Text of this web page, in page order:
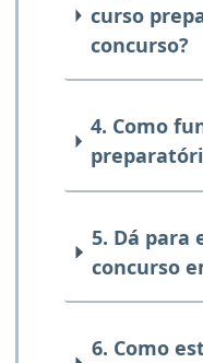
curso
concurso?
4. Como
5. Dá para
concurso
6. Como